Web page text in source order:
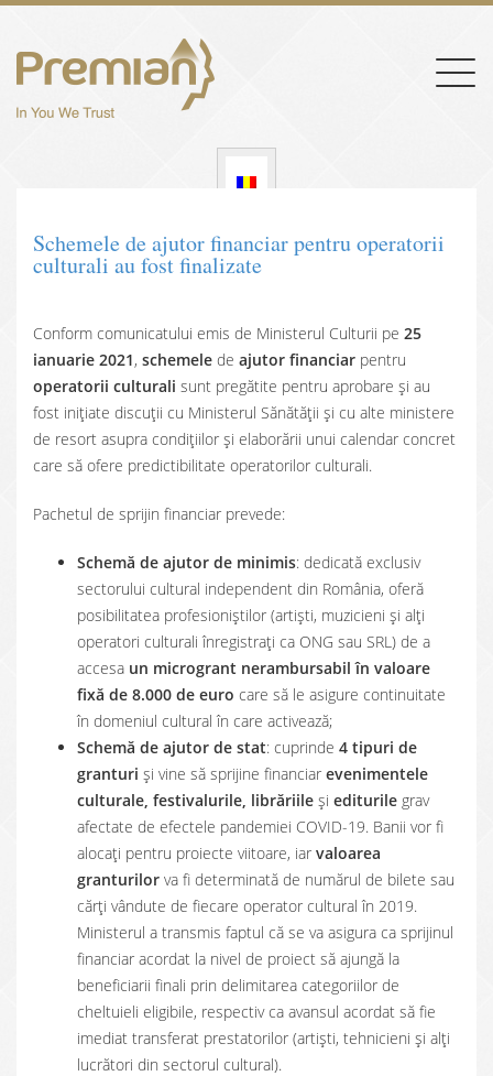
Schemele de ajutor financiar pentru operatorii
culturali au fost finalizate
Conform comunicatului emis de Ministerul Culturii pe 25
ianuarie 2021, schemele de ajutor financiar pentru
operatorii culturali sunt pregătite pentru aprobare și au
fost inițiate discuții cu Ministerul Sănătății și cu alte ministere
de resort asupra condițiilor și elaborării unui calendar concret
care să ofere predictibilitate operatorilor culturali.
Pachetul de sprijin financiar prevede:
Schemă de ajutor de minimis: dedicată exclusiv
sectorului cultural independent din România, oferă
posibilitatea profesioniștilor (artiști, muzicieni și alți
operatori culturali înregistrați ca ONG sau SRL) de a
accesa un microgrant nerambursabil în valoare
fixă de 8.000 de euro care să le asigure continuitate
în domeniul cultural în care activează;
Schemă de ajutor de stat: cuprinde 4 tipuri de
granturi și vine să sprijine financiar evenimentele
culturale, festivalurile, librăriile și editurile grav
afectate de efectele pandemiei COVID-19. Banii vor fi
alocați pentru proiecte viitoare, iar valoarea
granturilor va fi determinată de numărul de bilete sau
cărți vândute de fiecare operator cultural în 2019.
Ministerul a transmis faptul că se va asigura ca sprijinul
financiar acordat la nivel de proiect să ajungă la
beneficiarii finali prin delimitarea categoriilor de
cheltuieli eligibile, respectiv ca avansul acordat să fie
imediat transferat prestatorilor (artiști, tehnicieni și alți
lucrători din sectorul cultural).